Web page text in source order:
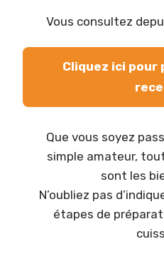
Vous consultez
Cliquez ici
Que vous soyez
simple amateur,
sont les
N’oubliez pas
étapes de